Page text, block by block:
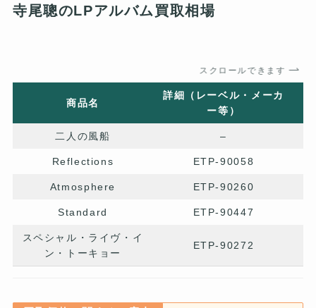
寺尾聰のLPアルバム買取相場
スクロールできます
商品名
詳細（レーベル・メーカ
ー等）
二人の風船 –
Reflections ETP-90058
Atmosphere ETP-90260
Standard ETP-90447
スペシャル・ライヴ・イ
ン・トーキョー
ETP-90272